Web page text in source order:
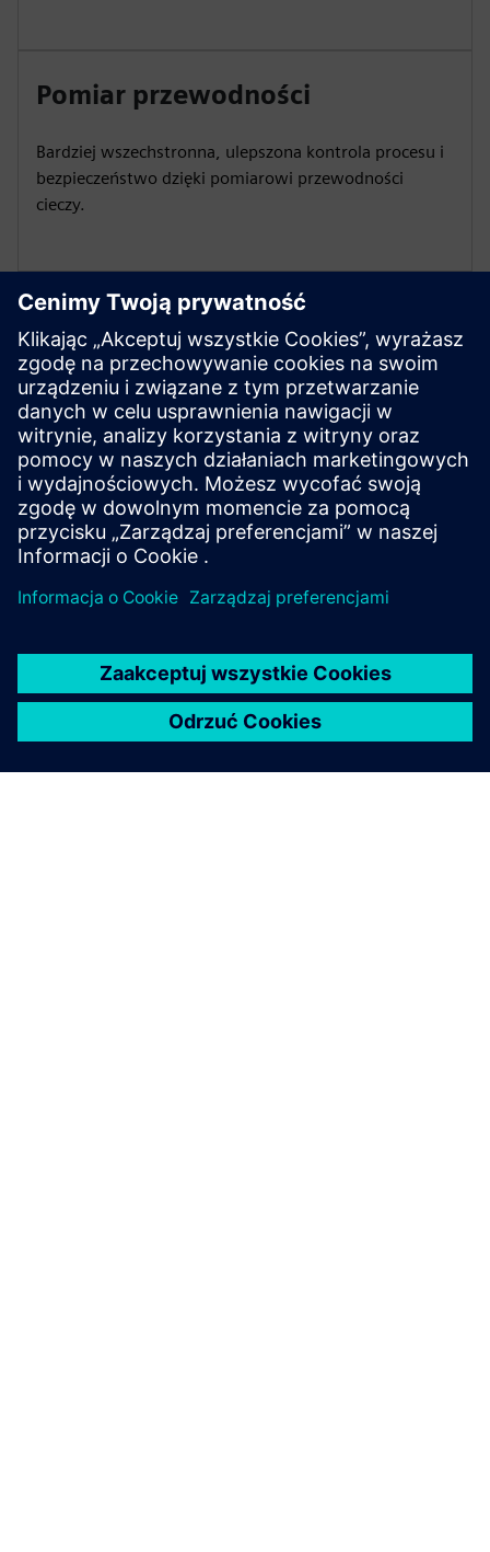
Pomiar przewodności
Bardziej wszechstronna, ulepszona kontrola procesu i
bezpieczeństwo dzięki pomiarowi przewodności
cieczy.
Dodatkowe zasoby
Instrukcja obsługi
SITRANS FMS400